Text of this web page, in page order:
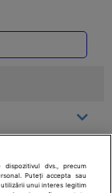
dvs., precum
Puteți accepta sau
unui interes legitim